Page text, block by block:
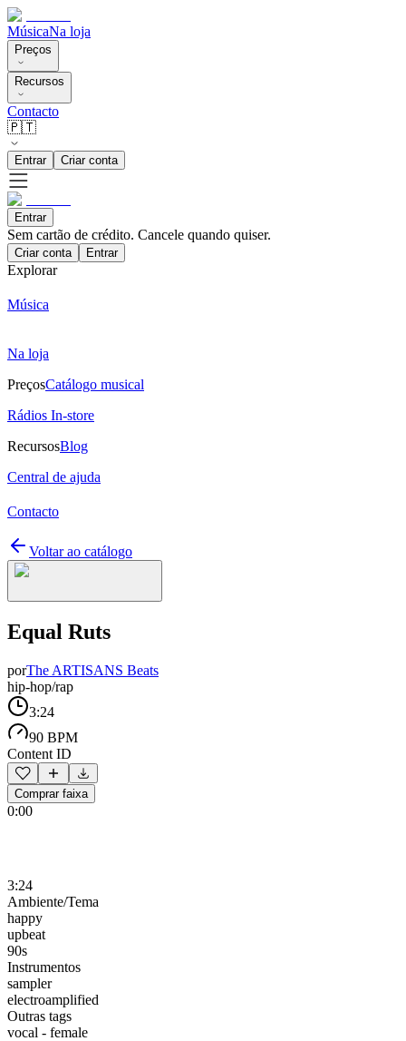
MúsicaNa loja
Preços
Recursos
Contacto
🇵🇹
Entrar Criar conta
Entrar
Sem cartão de crédito. Cancele quando quiser.
Criar conta Entrar
Explorar
Música
Na loja
PreçosCatálogo musical
Rádios In-store
RecursosBlog
Central de ajuda
Contacto
Voltar ao catálogo
Equal Ruts
porThe ARTISANS Beats
hip-hop/rap
3:24
90 BPM
Content ID
Comprar faixa
0:00
3:24
Ambiente/Tema
happy
upbeat
90s
Instrumentos
sampler
electroamplified
Outras tags
vocal - female